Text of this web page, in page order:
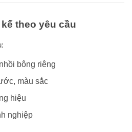
theo yêu cầu
bông riêng
màu sắc
hiệu
nghiệp